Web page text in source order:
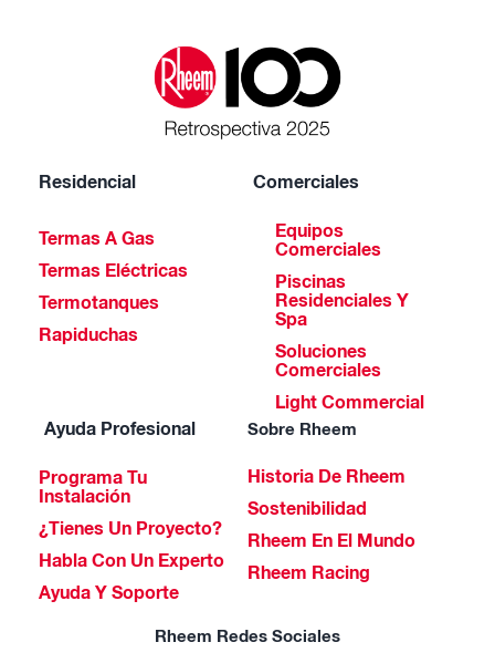
Residencial
Termas A Gas
Termas Eléctricas
Termotanques
Rapiduchas
Comerciales
Equipos
Comerciales
Piscinas
Residenciales Y
Spa
Soluciones
Comerciales
Light Commercial
Ayuda Profesional
Programa Tu
Instalación
¿Tienes Un Proyecto?
Habla Con Un Experto
Ayuda Y Soporte
Sobre Rheem
Historia De Rheem
Sostenibilidad
Rheem En El Mundo
Rheem Racing
Rheem Redes Sociales